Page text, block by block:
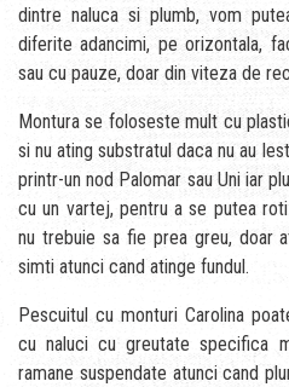
dintre naluca si plumb, vom
diferite adancimi, pe orizontala,
sau cu pauze, doar din viteza de
Montura se foloseste mult cu
si nu ating substratul daca nu au
printr-un nod Palomar sau Uni iar
cu un vartej, pentru a se putea
nu trebuie sa fie prea greu, doar
simti atunci cand atinge fundul.
Pescuitul cu monturi Carolina
cu naluci cu greutate specifica
ramane suspendate atunci cand